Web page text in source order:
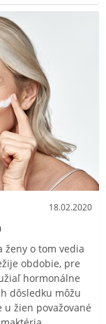
18.02.2020
ženy o tom vedia
obdobie, pre
hormonálne
dôsledku môžu
žien považované